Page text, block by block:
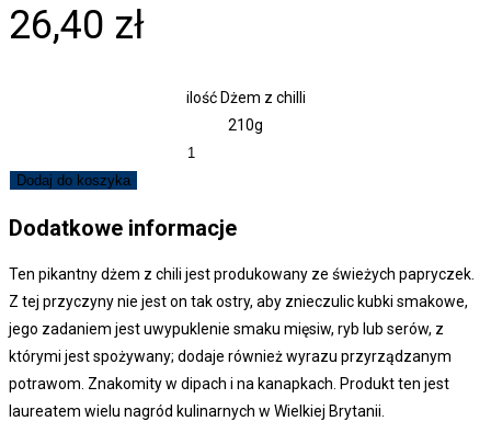
26,40 zł
ilość Dżem z chilli
210g
Dodaj do koszyka
Dodatkowe informacje
Ten pikantny dżem z chili jest produkowany ze świeżych papryczek.
Z tej przyczyny nie jest on tak ostry, aby znieczulic kubki smakowe,
jego zadaniem jest uwypuklenie smaku mięsiw, ryb lub serów, z
którymi jest spożywany; dodaje również wyrazu przyrządzanym
potrawom. Znakomity w dipach i na kanapkach. Produkt ten jest
laureatem wielu nagród kulinarnych w Wielkiej Brytanii.